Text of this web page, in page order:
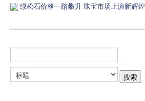
绿松石价格一路攀升 珠宝市场上演新辉煌